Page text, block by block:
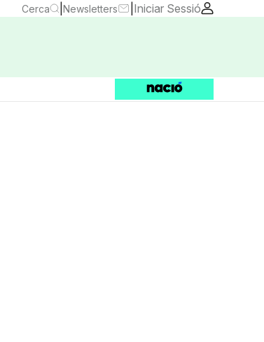
Cerca Newsletters Iniciar Sessió